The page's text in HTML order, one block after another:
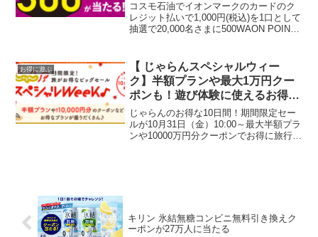
コスモ石油でイオンマークのカードのク
レジット払いで1,000円(税込)を1口として
抽選で20,000名さまに500WAON POINT
対象外 イオンJMBカードは250...
お得に遊ぶ
【 じゃらんスペシャルウィー
ク】半額プランや最大1万円クー
ポンも！遊び体験に使えるお得な
クーポン配布中！
じゃらんのお得な10日間！期間限定セー
ルが10月31日（金）10:00～最大半額プラ
ンや10000万円分クーポンでお得に旅行の
キリン 氷結無糖コンビニ無料引き換えク
ーポンが27万人に当たる